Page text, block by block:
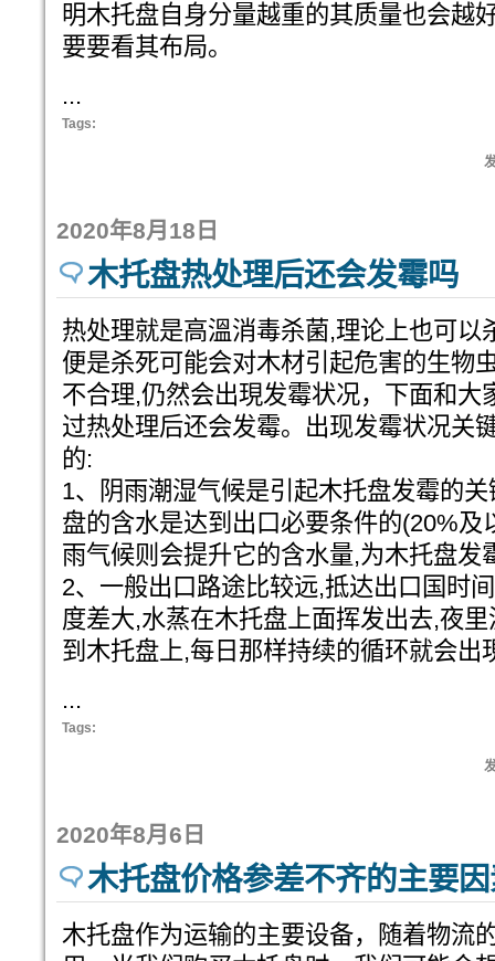
明木托盘自身分量越重的其质量也会越
要要看其布局。
...
Tags:
2020年8月18日
木托盘热处理后还会发霉吗
热处理就是高溫消毒杀菌,理论上也可以
便是杀死可能会对木材引起危害的生物
不合理,仍然会出現发霉状况，下面和大
过热处理后还会发霉。出现发霉状况关
的:
1、阴雨潮湿气候是引起木托盘发霉的
盘的含水是达到出口必要条件的(20%及
雨气候则会提升它的含水量,为木托盘发
2、一般出口路途比较远,抵达出口国时
度差大,水蒸在木托盘上面挥发出去,夜
到木托盘上,每日那样持续的循环就会出
...
Tags:
2020年8月6日
木托盘价格参差不齐的主要
木托盘作为运输的主要设备，随着物流